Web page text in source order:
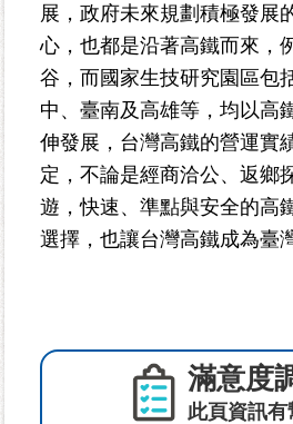
府
資
訊
公
開
個
資
保
護
廉
展，政府未來規劃積極發展
心，也都是沿著高鐵而來，
谷，而國家生技研究園區包
中、臺南及高雄等，均以高
伸發展，台灣高鐵的營運實
定，不論是經商洽公、返鄉
遊，快速、準點與安全的高
選擇，也讓台灣高鐵成為臺
滿意度
此頁資訊有